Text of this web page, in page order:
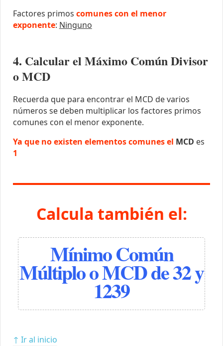
Factores primos comunes con el menor
exponente: Ninguno
4. Calcular el Máximo Común Divisor
o MCD
Recuerda que para encontrar el MCD de varios
números se deben multiplicar los factores primos
comunes con el menor exponente.
Ya que no existen elementos comunes el MCD es
1
Calcula también el:
Mínimo Común
Múltiplo o MCD de 32 y
1239
↑ Ir al inicio